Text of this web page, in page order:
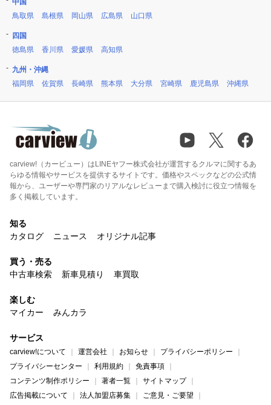
中国
鳥取県
島根県 岡山県 広島県 山口県
四国
徳島県
香川県 愛媛県 高知県
九州・沖縄
福岡県
佐賀県 長崎県 熊本県 大分県 宮崎県 鹿児島県 沖縄県
carview!（カービュー）はLINEヤフー株式会社が運営するクルマに関するあ
らゆる情報やサービスを提供するサイトです。価格やスペックなどの公式情
報から、ユーザーや専門家のリアルなレビューまで購入検討に役立つ情報を
多く掲載しています。
知る
カタログ
ニュース オリジナル記事
買う・売る
中古車検索
新車見積り 車買取
楽しむ
マイカー
みんカラ
サービス
carview!について 運営会社 お知らせ
プライバシーポリシー
プライバシーセンター
利用規約
免責事項
コンテンツ制作ポリシー
著者一覧
サイトマップ
広告掲載について
法人加盟店募集 ご意見・ご要望